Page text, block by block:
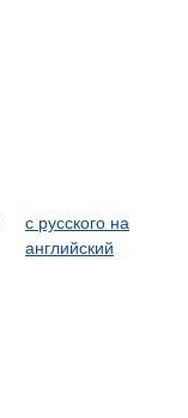
с русского на
английский